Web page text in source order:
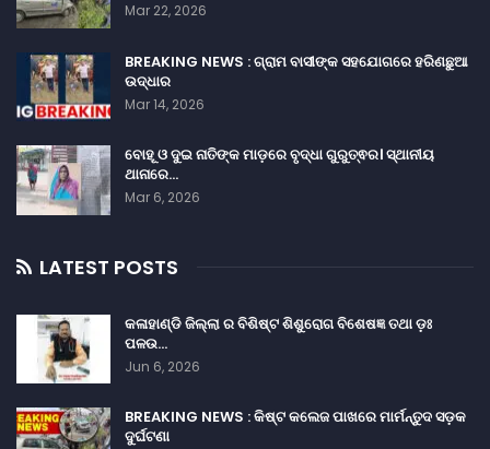
Mar 22, 2026
BREAKING NEWS : ଗ୍ରାମ ବାସୀଙ୍କ ସହଯୋଗରେ ହରିଣଛୁଆ
ଉଦ୍ଧାର
Mar 14, 2026
ବୋହୂ ଓ ଦୁଇ ନାତିଙ୍କ ମାଡ଼ରେ ବୃଦ୍ଧା ଗୁରୁତ୍ଵର। ସ୍ଥାନୀୟ
ଥାନାରେ…
Mar 6, 2026
LATEST POSTS
କଳାହାଣ୍ଡି ଜିଲ୍ଲା ର ବିଶିଷ୍ଟ ଶିଶୁରୋଗ ବିଶେଷଜ୍ଞ ତଥା ଡ଼ଃ
ପଳଉ…
Jun 6, 2026
BREAKING NEWS : କିଷ୍ଟ କଲେଜ ପାଖରେ ମାର୍ମନ୍ତୁଦ ସଡ଼କ
ଦୁର୍ଘଟଣା